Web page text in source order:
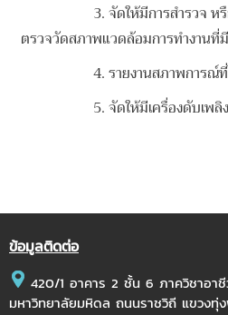
3.จัดให้มีการสำรวจ
ตรวจวัดสภาพแวดล้อมการทำงานที่
4.รายงานสภาพการณ์
5.จัดให้มีเครื่องดับเพ
ข้อมูลติดต่อ
420/1 อาคาร 2 ชั้น 6 ภาควิชาอา
มหาวิทยาลัยมหิดล ถนนราชวิถี แขวงทุ่